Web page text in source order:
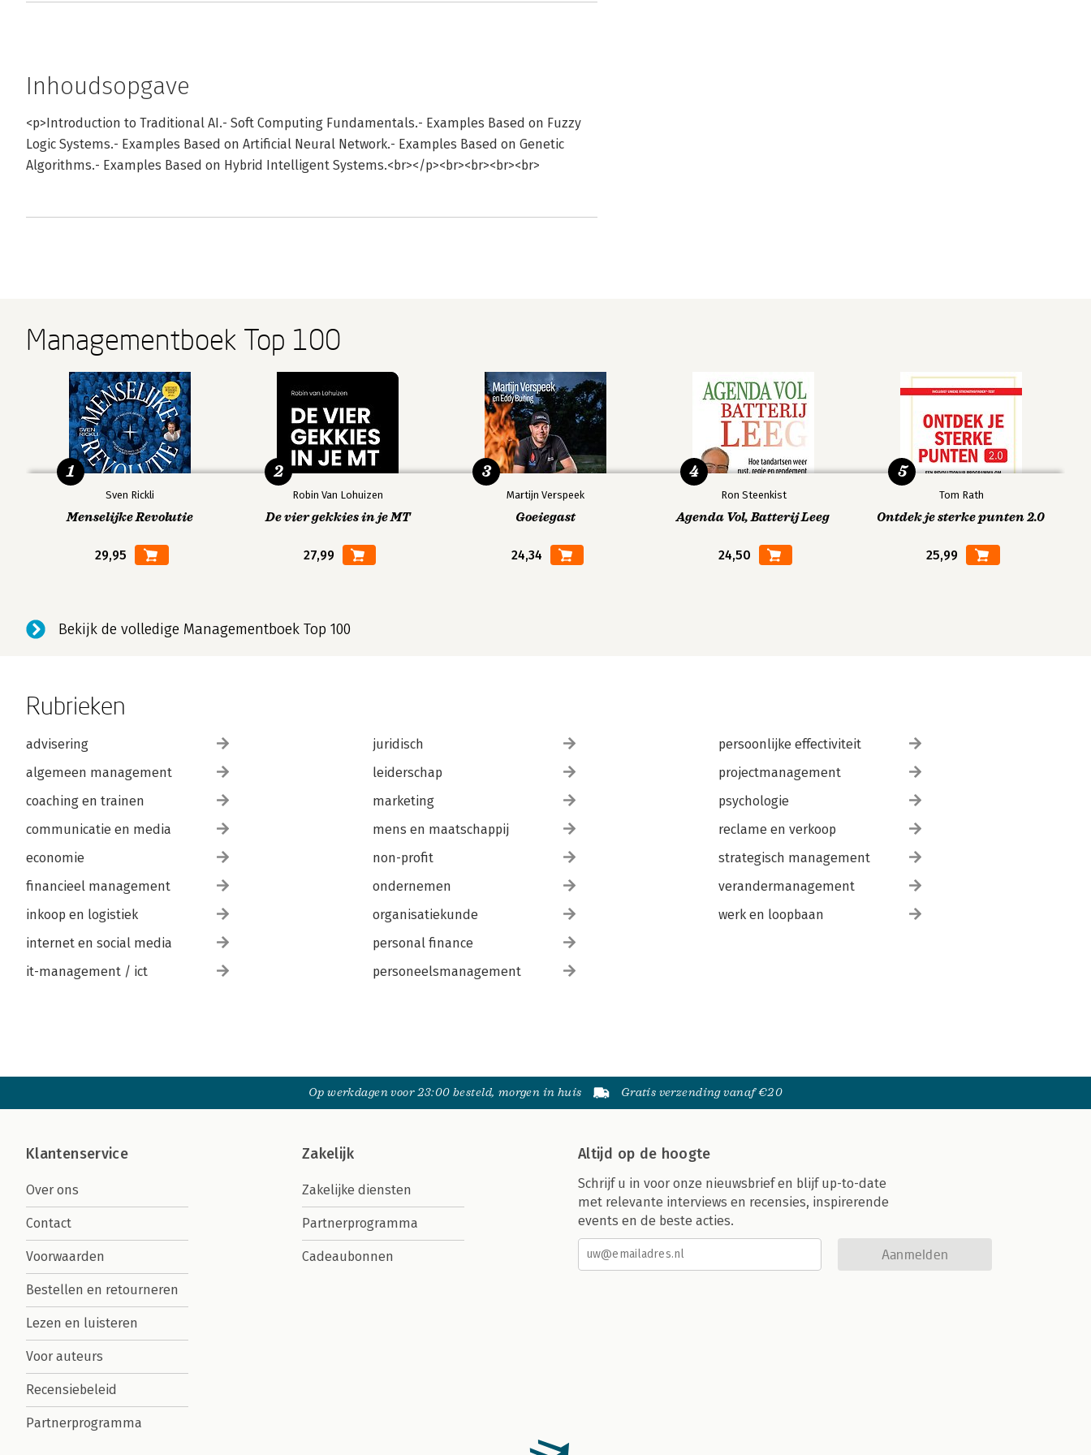
Inhoudsopgave
<p>Introduction to Traditional AI.- Soft Computing Fundamentals.- Examples Based on Fuzzy
Logic Systems.- Examples Based on Artificial Neural Network.- Examples Based on Genetic
Algorithms.- Examples Based on Hybrid Intelligent Systems.<br></p><br><br><br><br>
Managementboek Top 100
Sven Rickli
Menselijke Revolutie
29,95
1
Robin Van Lohuizen
De vier gekkies in je MT
27,99
2
Martijn Verspeek
Goeiegast
24,34
3
Ron Steenkist
Agenda Vol, Batterij Leeg
24,50
4
Tom Rath
Ontdek je sterke punten 2.0
25,99
5
Bekijk de volledige Managementboek Top 100
Rubrieken
advisering
algemeen management
coaching en trainen
communicatie en media
economie
financieel management
inkoop en logistiek
internet en social media
it-management / ict
juridisch
leiderschap
marketing
mens en maatschappij
non-profit
ondernemen
organisatiekunde
personal finance
personeelsmanagement
persoonlijke effectiviteit
projectmanagement
psychologie
reclame en verkoop
strategisch management
verandermanagement
werk en loopbaan
Op werkdagen voor 23:00 besteld, morgen in huis Gratis verzending vanaf €20
Klantenservice
Over ons
Contact
Voorwaarden
Bestellen en retourneren
Lezen en luisteren
Voor auteurs
Recensiebeleid
Partnerprogramma
Zakelijk
Zakelijke diensten
Partnerprogramma
Cadeaubonnen
Altijd op de hoogte
Schrijf u in voor onze nieuwsbrief en blijf up-to-date
met relevante interviews en recensies, inspirerende
events en de beste acties.
Aanmelden